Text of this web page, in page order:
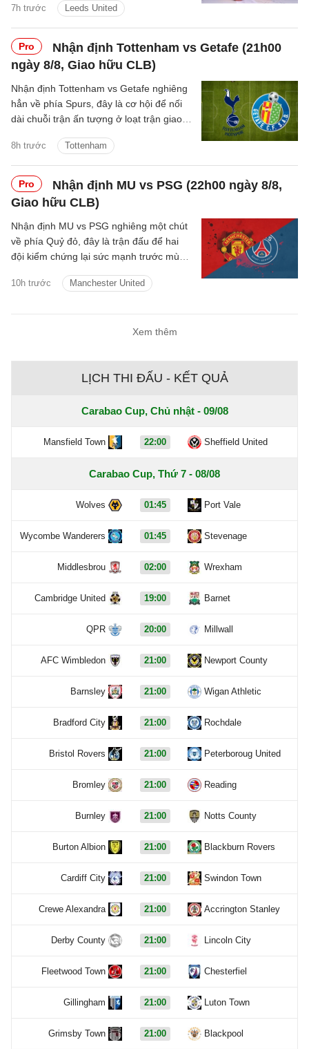
7h trước Leeds United
sung.
Pro
Nhận định Tottenham vs Getafe (21h00
ngày 8/8, Giao hữu CLB)
8h trước Tottenham
Nhận định Tottenham vs Getafe nghiêng
hẳn về phía Spurs, đây là cơ hội để nối
dài chuỗi trận ấn tượng ở loạt trận giao
Pro
Nhận định MU vs PSG (22h00 ngày 8/8,
Giao hữu CLB)
10h trước Manchester United
Nhận định MU vs PSG nghiêng một chút
về phía Quỷ đỏ, đây là trận đấu để hai
đội kiểm chứng lại sức mạnh trước mùa
Xem thêm
LỊCH THI ĐẤU - KẾT QUẢ
Carabao Cup, Chủ nhật - 09/08
Mansfield Town 22:00 Sheffield United
Carabao Cup, Thứ 7 - 08/08
Wolves 01:45 Port Vale
Wycombe Wanderers 01:45 Stevenage
Middlesbrou 02:00 Wrexham
Cambridge United 19:00 Barnet
QPR 20:00 Millwall
AFC Wimbledon 21:00 Newport County
Barnsley 21:00 Wigan Athletic
Bradford City 21:00 Rochdale
Bristol Rovers 21:00 Peterboroug United
Bromley 21:00 Reading
Burnley 21:00 Notts County
Burton Albion 21:00 Blackburn Rovers
Cardiff City 21:00 Swindon Town
Crewe Alexandra 21:00 Accrington Stanley
Derby County 21:00 Lincoln City
Fleetwood Town 21:00 Chesterfiel
Gillingham 21:00 Luton Town
Grimsby Town 21:00 Blackpool